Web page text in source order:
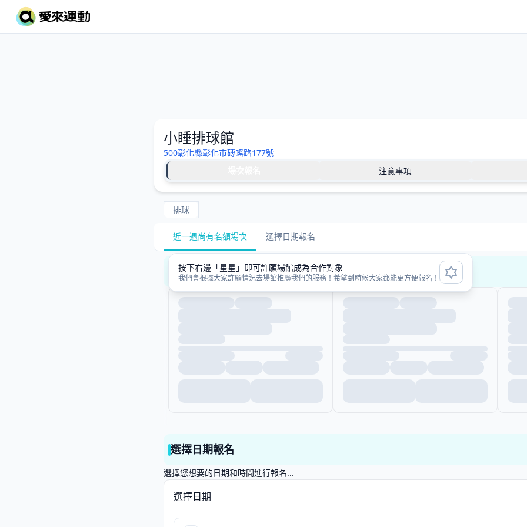
小睡排球館
500彰化縣彰化市磚嗂路177號
注意事項
按下右邊「星星」即可許願場館成為合作對象
我們會根據大家許願情況去場館推廣我們的服務！希望到時候大家都能更方便報名！
排球
近一週尚有名額場次 選擇日期報名
近一週尚有名額場次
選擇日期報名
選擇您想要的日期和時間進行報名...
選擇日期